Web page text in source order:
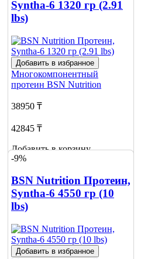
Syntha-6 1320 гр (2.91
lbs)
Добавить в избранное
Многокомпонентный
протеин BSN Nutrition
38950 ₸
42845 ₸
Добавить в корзину
-9%
BSN Nutrition Протеин,
Syntha-6 4550 гр (10
lbs)
Добавить в избранное